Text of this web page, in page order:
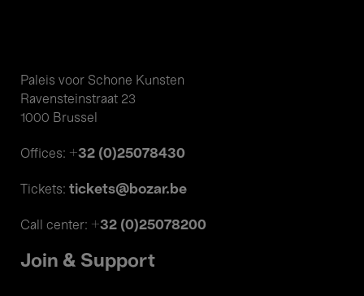
Paleis voor Schone Kunsten
Ravensteinstraat 23
1000 Brussel
Offices: +32 (0)25078430
Tickets: tickets@bozar.be
Call center: +32 (0)25078200
Join & Support